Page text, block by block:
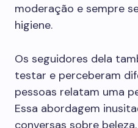
moderação e sempre
higiene.
Os seguidores dela
testar e perceberam
pessoas relatam uma
Essa abordagem
conversas sobre beleza.